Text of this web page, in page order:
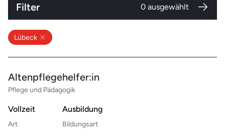
Filter 0 ausgewählt
Lübeck
Altenpflegehelfer:in
Pflege und Pädagogik
Vollzeit
Art
Ausbildung
Bildungsart